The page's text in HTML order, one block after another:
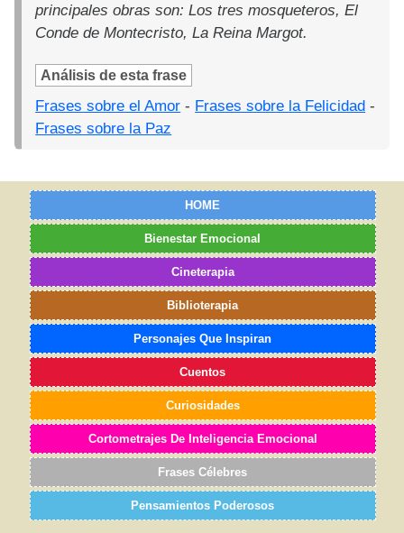
principales obras son: Los tres mosqueteros, El
Conde de Montecristo, La Reina Margot.
Análisis de esta frase
Frases sobre el Amor - Frases sobre la Felicidad -
Frases sobre la Paz
HOME
Bienestar Emocional
Cineterapia
Biblioterapia
Personajes Que Inspiran
Cuentos
Curiosidades
Cortometrajes De Inteligencia Emocional
Frases Célebres
Pensamientos Poderosos